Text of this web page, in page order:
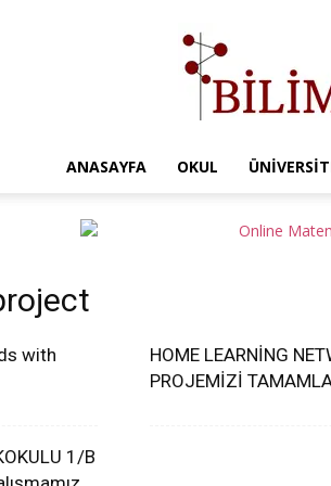
ANASAYFA OKUL
with
HOME LEARNİNG
PROJEMİZİ
1/B